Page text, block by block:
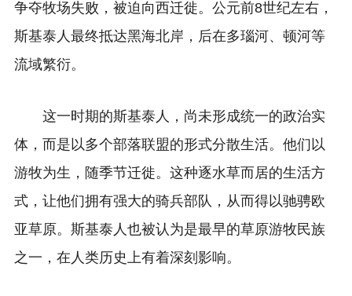
争夺牧场失败，被迫向西迁徙。公元前8世纪左右，
斯基泰人最终抵达黑海北岸，后在多瑙河、顿河等
流域繁衍。
这一时期的斯基泰人，尚未形成统一的政治实
体，而是以多个部落联盟的形式分散生活。他们以
游牧为生，随季节迁徙。这种逐水草而居的生活方
式，让他们拥有强大的骑兵部队，从而得以驰骋欧
亚草原。斯基泰人也被认为是最早的草原游牧民族
之一，在人类历史上有着深刻影响。